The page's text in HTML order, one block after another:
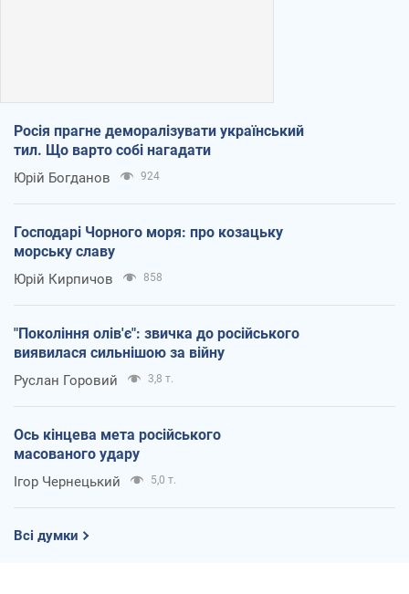
Росія прагне деморалізувати український
тил. Що варто собі нагадати
Юрій Богданов 924
Господарі Чорного моря: про козацьку
морську славу
Юрій Кирпичов 858
"Покоління олів'є": звичка до російського
виявилася сильнішою за війну
Руслан Горовий 3,8 т.
Ось кінцева мета російського
масованого удару
Ігор Чернецький 5,0 т.
Всі думки